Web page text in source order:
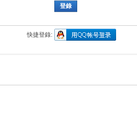
登錄
快捷登錄: